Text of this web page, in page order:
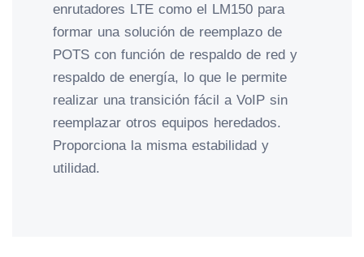
enrutadores LTE como el LM150 para
formar una solución de reemplazo de
POTS con función de respaldo de red y
respaldo de energía, lo que le permite
realizar una transición fácil a VoIP sin
reemplazar otros equipos heredados.
Proporciona la misma estabilidad y
utilidad.